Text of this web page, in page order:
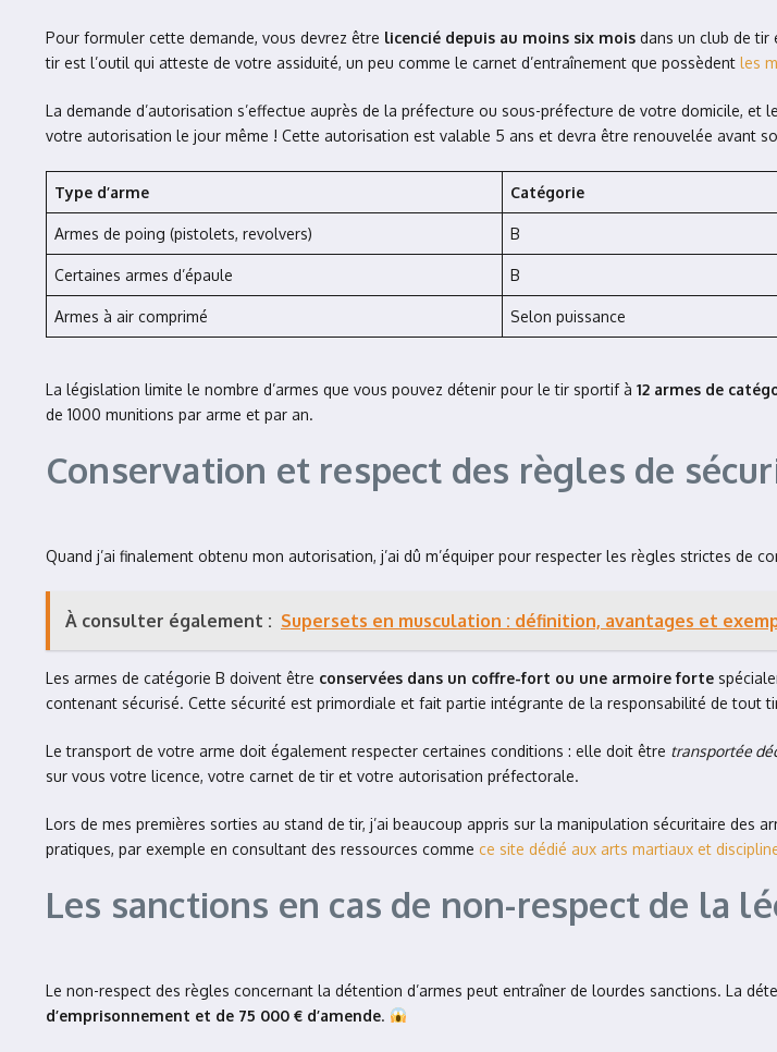
Pour formuler cette demande, vous devrez être licencié depuis au moins six mois dans un club de tir
tir est l’outil qui atteste de votre assiduité, un peu comme le carnet d’entraînement que possèdent les
La demande d’autorisation s’effectue auprès de la préfecture ou sous-préfecture de votre domicile, et
votre autorisation le jour même ! Cette autorisation est valable 5 ans et devra être renouvelée avant
Type d’arme Catégorie
Armes de poing (pistolets, revolvers) B
Certaines armes d’épaule B
Armes à air comprimé Selon puissance
La législation limite le nombre d’armes que vous pouvez détenir pour le tir sportif à 12 armes de
de 1000 munitions par arme et par an.
Conservation et respect des règles de
Quand j’ai finalement obtenu mon autorisation, j’ai dû m’équiper pour respecter les règles strictes de
À consulter également : Supersets en musculation : définition, avantages et
Les armes de catégorie B doivent être conservées dans un coffre-fort ou une armoire forte
contenant sécurisé. Cette sécurité est primordiale et fait partie intégrante de la responsabilité de tout
Le transport de votre arme doit également respecter certaines conditions : elle doit être transportée
sur vous votre licence, votre carnet de tir et votre autorisation préfectorale.
Lors de mes premières sorties au stand de tir, j’ai beaucoup appris sur la manipulation sécuritaire des
pratiques, par exemple en consultant des ressources comme ce site dédié aux arts martiaux et
Les sanctions en cas de non-respect de la
Le non-respect des règles concernant la détention d’armes peut entraîner de lourdes sanctions. La
d’emprisonnement et de 75 000 € d’amende.